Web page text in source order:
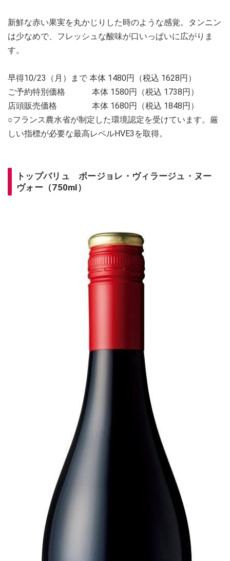
新鮮な赤い果実を丸かじりした時のような感覚。タンニン
は少なめで、フレッシュな酸味が口いっぱいに広がりま
す。
早得10/23（月）まで 本体 1480円（税込 1628円）
ご予約特別価格 本体 1580円（税込 1738円）
店頭販売価格 本体 1680円（税込 1848円）
○フランス農水省が制定した環境認定を受けています。厳
しい指標が必要な最高レベルHVE3を取得。
トップバリュ ボージョレ・ヴィラージュ・ヌー
ヴォー（750ml）